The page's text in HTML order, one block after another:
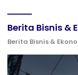
Berita Bisnis &
Berita Bisnis &